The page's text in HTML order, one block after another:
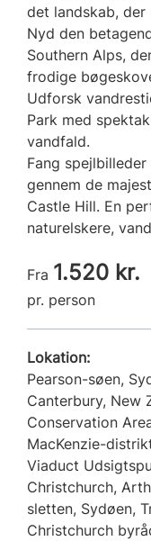
det landskab, der
Nyd den
Southern Alps,
frodige
Udforsk
Park med
vandfald.
Fang
gennem de
Castle Hill. En
naturelskere,
Fra 1.520 kr.
pr. person
Lokation:
Pearson-søen,
Canterbury, New
Conservation
MacKenzie-
Viaduct
Christchurch,
sletten, Sydøen,
Christchurch